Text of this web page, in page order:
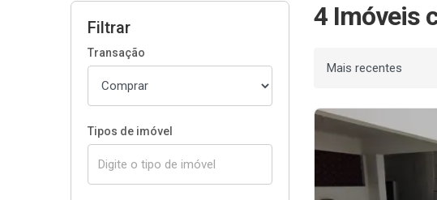
Filtrar
Transação
Tipos de imóvel
4 Imóveis
Ordenar por